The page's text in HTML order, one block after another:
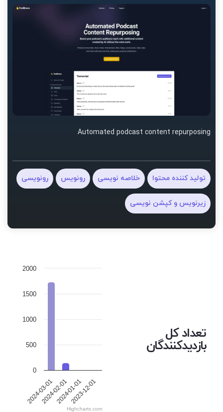
Automated podcast content repurposing
تولید کننده محتوا خلاصه نویسی رونویس رونویسی
زیرنویس و کپشن نویسی
تعداد کل
بازدیدکنندگان
2024-03-01
2024-02-012024-01-012023-12-01
0
500
1000
1500
2000
Highcharts.com